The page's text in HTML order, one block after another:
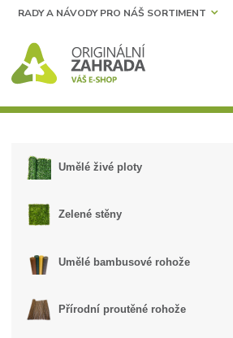
RADY A NÁVODY PRO NÁŠ SORTIMENT
Umělé živé ploty
Zelené stěny
Umělé bambusové rohože
Přírodní proutěné rohože